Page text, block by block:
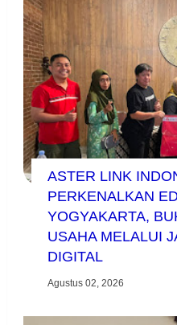
ASTER LINK
PERKENALKAN
YOGYAKARTA,
USAHA MELALUI
DIGITAL
Agustus 02, 2026